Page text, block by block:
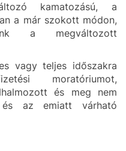
kamatozású, a
a már szokott módon,
a megváltozott
vagy teljes időszakra
moratóriumot,
és meg nem
és az emiatt várható